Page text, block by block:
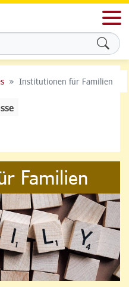
Institutionen für Familien
Familien